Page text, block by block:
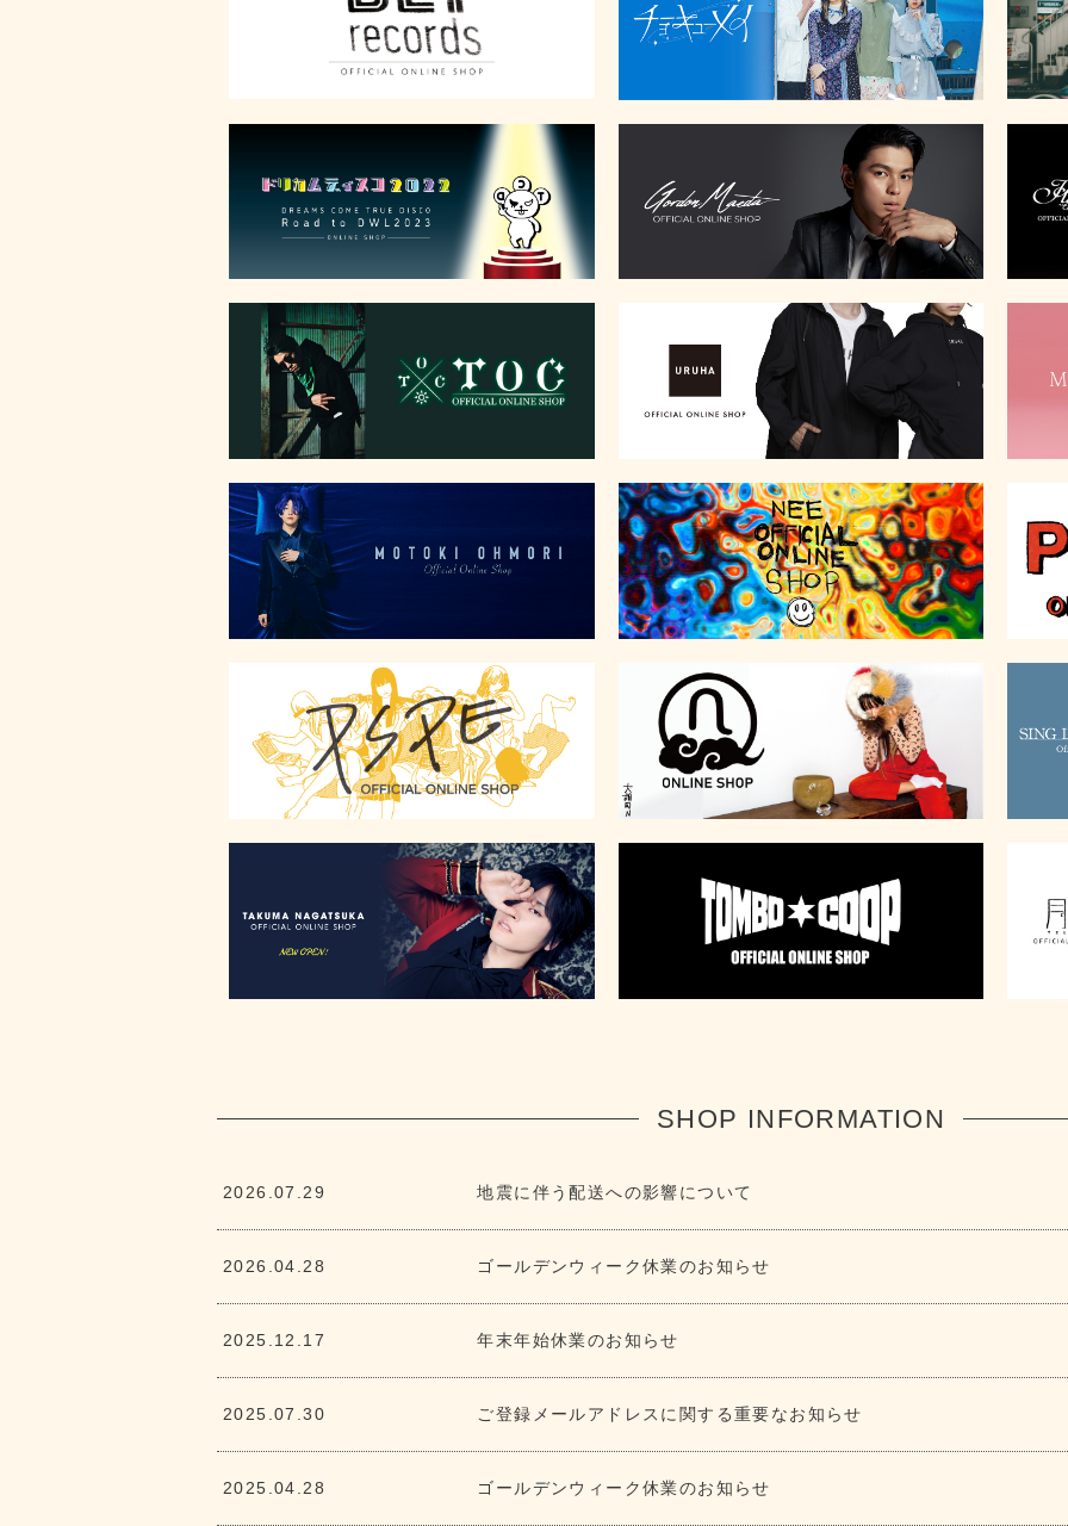
SHOP INFORMATION
2026.07.29 地震に伴う配送への影響について
2026.04.28 ゴールデンウィーク休業のお知らせ
2025.12.17 年末年始休業のお知らせ
2025.07.30 ご登録メールアドレスに関する重要なお知らせ
2025.04.28 ゴールデンウィーク休業のお知らせ